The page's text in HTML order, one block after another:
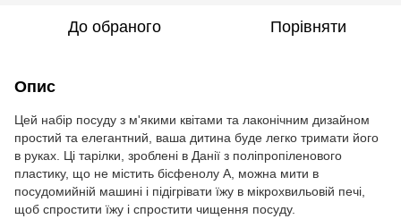
До обраного Порівняти
Опис
Цей набір посуду з м'якими квітами та лаконічним дизайном
простий та елегантний, ваша дитина буде легко тримати його
в руках. Ці тарілки, зроблені в Данії з поліпропіленового
пластику, що не містить бісфенолу А, можна мити в
посудомийній машині і підігрівати їжу в мікрохвильовій печі,
щоб спростити їжу і спростити чищення посуду.